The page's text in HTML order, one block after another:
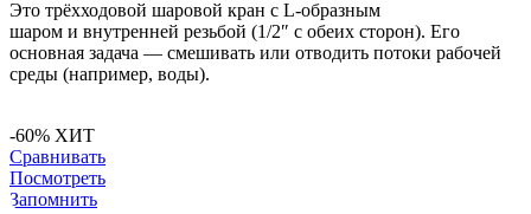
Это трёхходовой шаровой кран с L-образным
шаром и внутренней резьбой (1/2″ с обеих сторон). Его
основная задача — смешивать или отводить потоки рабочей
среды (например, воды).
-60% ХИТ
Сравнивать
Посмотреть
Запомнить